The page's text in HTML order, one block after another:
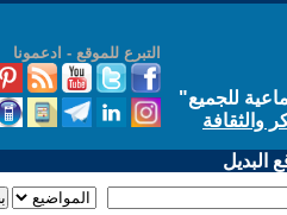
التبرع للموقع - ادعمونا
للجميع"
والثقافة
البديل